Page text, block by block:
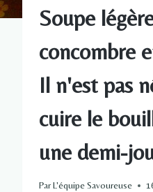
Soupe
concombre
Il n'est pas
cuire le
une demi-
ParL'équipe Savoureuse